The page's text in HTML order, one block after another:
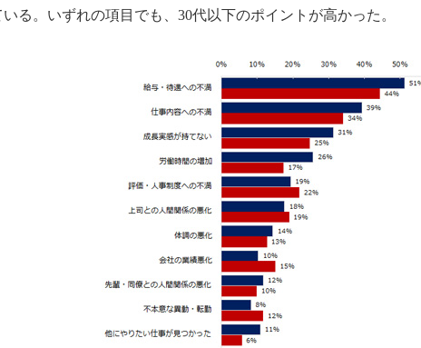
いる。いずれの項目でも、30代以下のポイントが高かった。